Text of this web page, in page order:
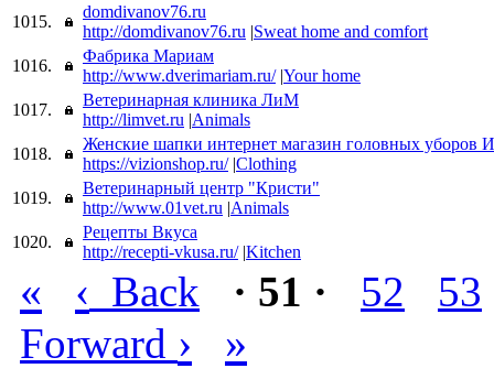
1015.
domdivanov76.ru
http://domdivanov76.ru |Sweat home and comfort
1016.
Фабрика Мариам
http://www.dverimariam.ru/ |Your home
1017.
Ветеринарная клиника ЛиМ
http://limvet.ru |Animals
1018.
Женские шапки интернет магазин головных уборов
https://vizionshop.ru/ |Clothing
1019.
Ветеринарный центр "Кристи"
http://www.01vet.ru |Animals
1020.
Рецепты Вкуса
http://recepti-vkusa.ru/ |Kitchen
« ‹ Back · 51 · 52
53
Forward › »